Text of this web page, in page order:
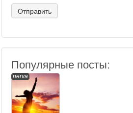
Популярные посты:
nerva